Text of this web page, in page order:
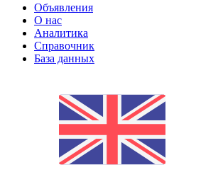
Объявления
О нас
Аналитика
Справочник
База данных